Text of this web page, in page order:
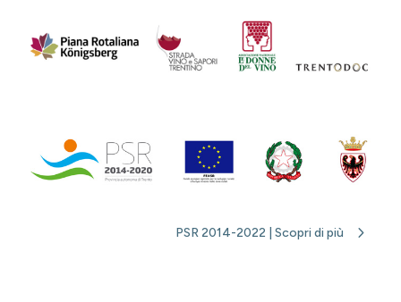
PSR 2014-2022 | Scopri di più